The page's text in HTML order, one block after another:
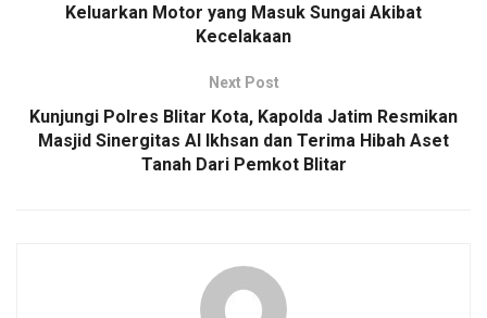
Keluarkan Motor yang Masuk Sungai Akibat
Kecelakaan
Next Post
Kunjungi Polres Blitar Kota, Kapolda Jatim Resmikan
Masjid Sinergitas Al Ikhsan dan Terima Hibah Aset
Tanah Dari Pemkot Blitar